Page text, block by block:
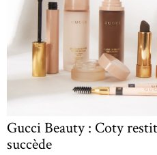
Gucci Beauty : Coty
succède